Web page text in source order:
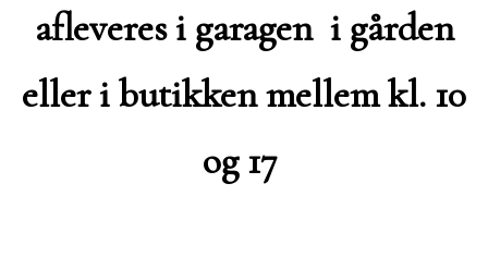
afleveres i garagen i gården
eller i butikken mellem kl. 10
og 17